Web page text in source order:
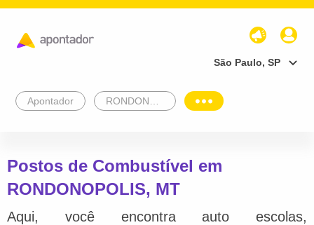
São Paulo, SP
Apontador
Postos de Combustível em
RONDONOPOLIS, MT
Aqui, você encontra auto escolas,